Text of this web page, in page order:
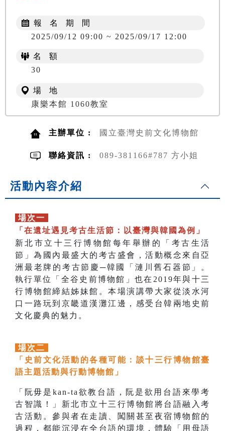
報 名 期 間
2025/09/12 09:00 ~ 2025/09/17 12:00
名 額
30
場 地
康樂本館 1060教室
主辦單位 : 國立臺灣史前文化博物館
聯絡資訊 : 089-381166#787 方小姐
活動內容介紹
場次一
「在遺址遇見考古生活節：以臺灣與韓國為例」
新北市立十三行博物館每年舉辦的「考古生活
節」為國內最盛大的考古盛會，活動概念來自亞
洲最老牌的考古節慶─韓國「漣川舊石器節」。
執行單位「全谷史前博物館」也在2019年與十三
行博物館締結姊妹館。本場演講帶大家從淡水河
口一路玩到京畿道漢灘江邊，感受台韓兩地史前
文化慶典的魅力。
場次二
「史前文化活動的各種可能：談十三行博物館臺
語主題活動與行動博物館」
「阮毋是kan-ta欲教台語，阮是欲用台語來學考
古智識！」新北市立十三行博物館將台語融入考
古活動。參與者在走讀、闖關甚至夜宿博物館的
過程，都能沉浸在全台語的環境，體驗「用母語